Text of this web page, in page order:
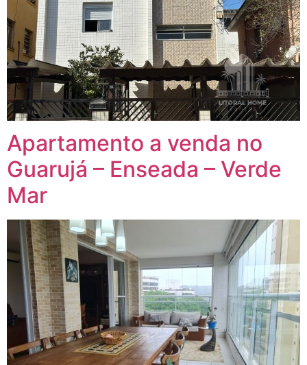
Apartamento a venda no
Guarujá – Enseada – Verde
Mar